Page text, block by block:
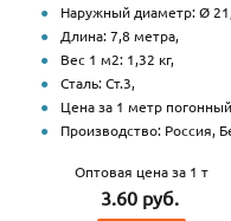
Наружный диаметр: Ø
Длина: 7,8 метра,
Вес 1 м2: 1,32 кг,
Сталь: Ст.3,
Цена за 1 метр
Производство: Россия,
Оптовая цена за 1 т
3.60 руб.